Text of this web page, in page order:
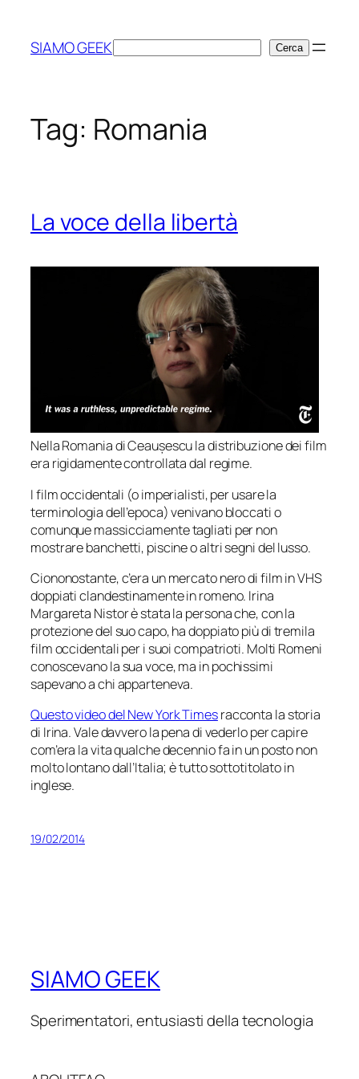
contenuto
SIAMO GEEKCerca Cerca
Tag: Romania
La voce della libertà
Nella Romania di Ceaușescu la distribuzione dei film
era rigidamente controllata dal regime.
I film occidentali (oimperialisti, per usare la
terminologia dell’epoca) venivano bloccati o
comunque massicciamente tagliati per non
mostrare banchetti, piscine o altri segni del lusso.
Ciononostante, c’era un mercato nero di film in VHS
doppiati clandestinamente in romeno. Irina
Margareta Nistor è stata la persona che, con la
protezione del suo capo, ha doppiato più di tremila
film occidentali per i suoi compatrioti. Molti Romeni
conoscevano la sua voce, ma in pochissimi
sapevano a chi apparteneva.
Questo video del New York Timesracconta la storia
di Irina. Vale davvero la pena di vederlo per capire
com’era la vita qualche decennio fa in un posto non
molto lontano dall’Italia; è tutto sottotitolato in
inglese.
19/02/2014
SIAMO GEEK
Sperimentatori, entusiasti della tecnologia